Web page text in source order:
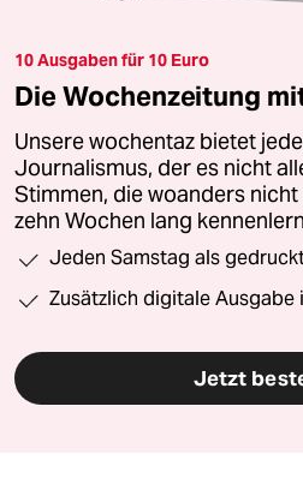
10 Ausgaben für 10 Euro
Die Wochenzeitung
Unsere wochentaz bietet
Journalismus, der es nicht
Stimmen, die woanders
zehn Wochen lang
Jeden Samstag als
Zusätzlich digitale Ausgabe
Jetzt